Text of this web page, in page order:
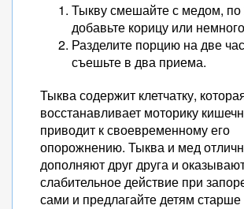
Тыкву смешайте с медом,
добавьте корицу или
Разделите порцию на две
съешьте в два приема.
Тыква содержит клетчатку,
восстанавливает моторику
приводит к своевременному его
опорожнению. Тыква и мед
дополняют друг друга и
слабительное действие при
сами и предлагайте детям старше